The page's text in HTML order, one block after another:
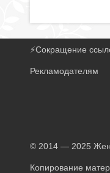
⚡Сокращение
Рекламодателям
© 2014 — 2025
Копирование